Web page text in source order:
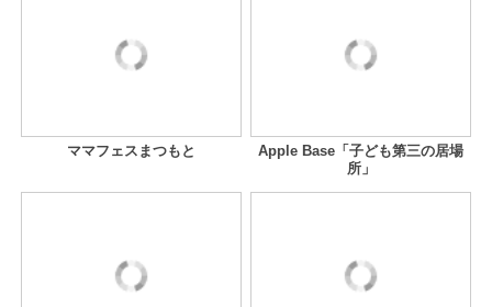
ママフェスまつもと
Apple Base「子ども第三の居場
所」